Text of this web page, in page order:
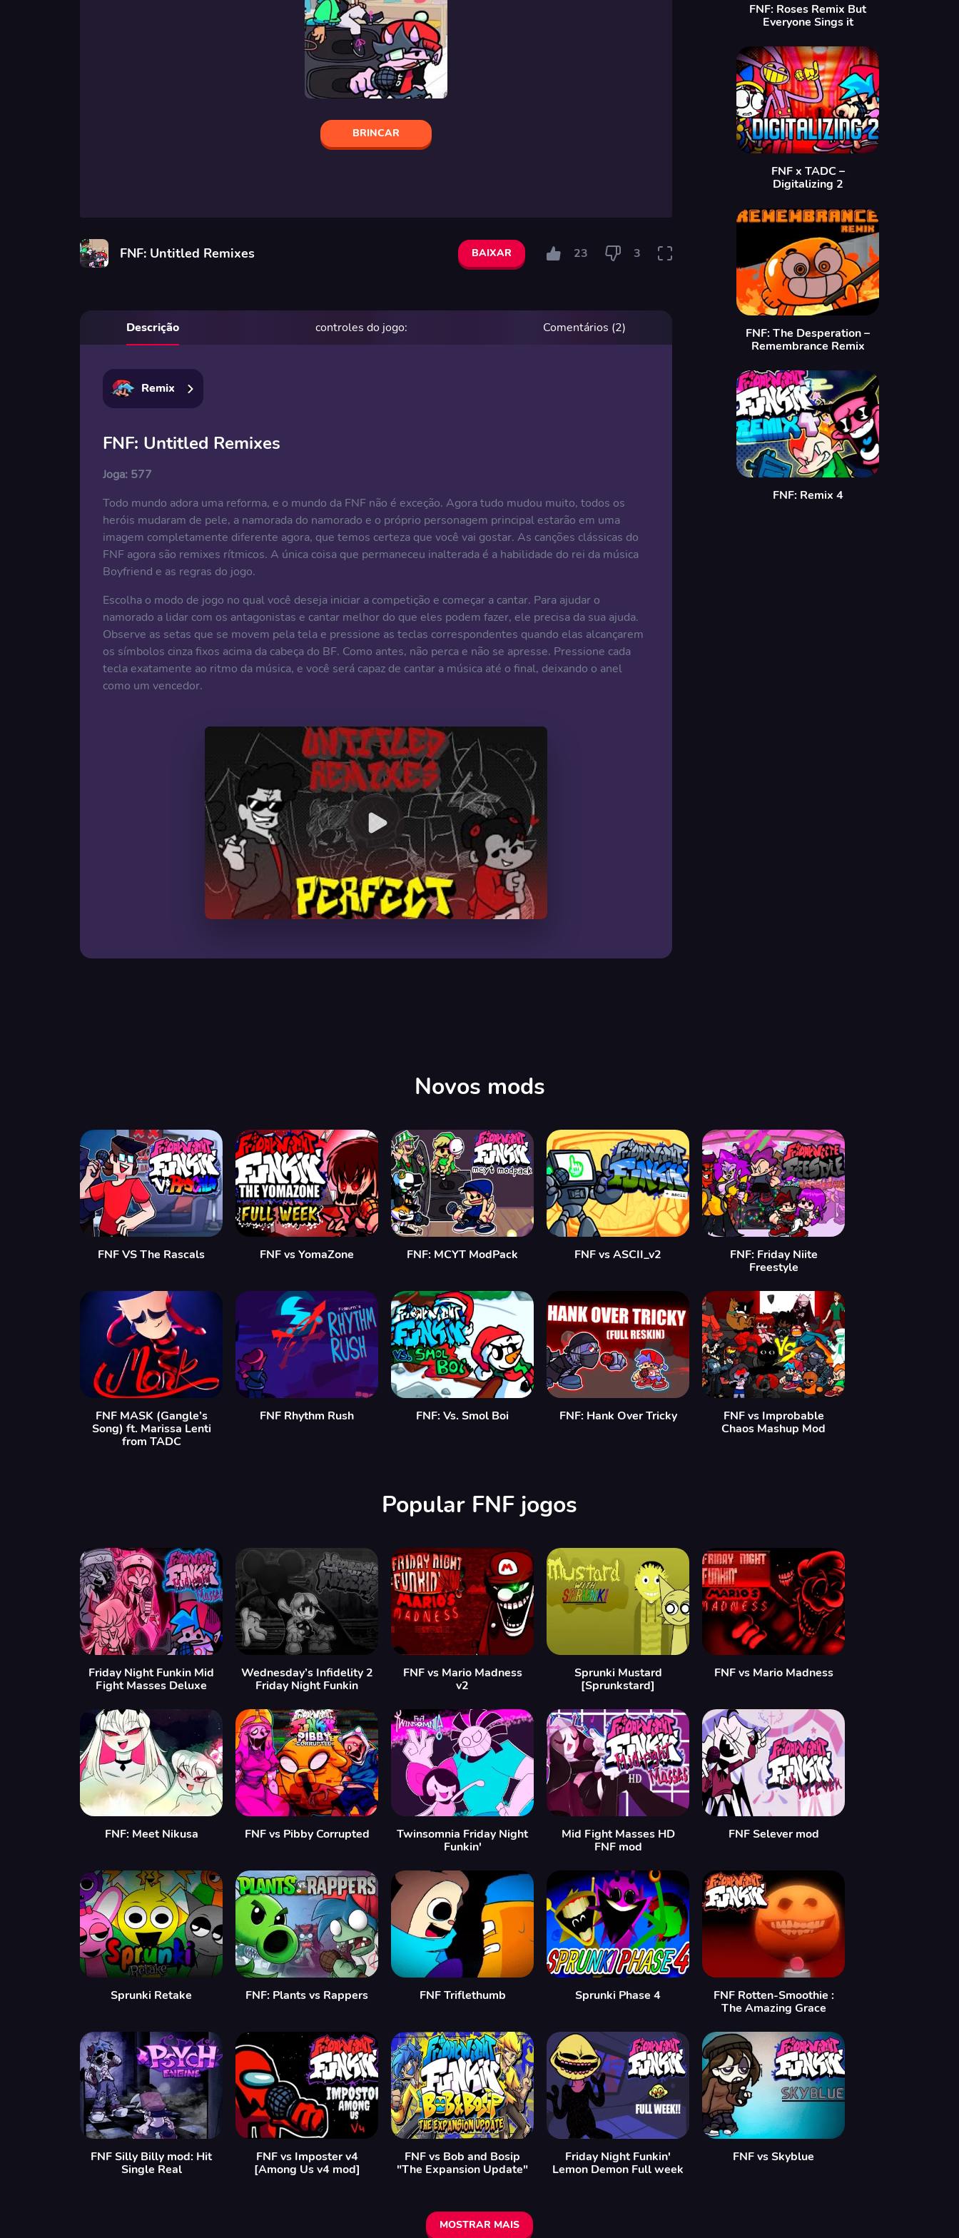
BRINCAR
FNF: Untitled Remixes BAIXAR 23 3
Descrição controles do jogo: Comentários (2)
Remix
FNF: Untitled Remixes
Joga: 577
Todo mundo adora uma reforma, e o mundo da FNF não é exceção. Agora tudo mudou muito, todos os
heróis mudaram de pele, a namorada do namorado e o próprio personagem principal estarão em uma
imagem completamente diferente agora, que temos certeza que você vai gostar. As canções clássicas do
FNF agora são remixes rítmicos. A única coisa que permaneceu inalterada é a habilidade do rei da música
Boyfriend e as regras do jogo.
Escolha o modo de jogo no qual você deseja iniciar a competição e começar a cantar. Para ajudar o
namorado a lidar com os antagonistas e cantar melhor do que eles podem fazer, ele precisa da sua ajuda.
Observe as setas que se movem pela tela e pressione as teclas correspondentes quando elas alcançarem
os símbolos cinza fixos acima da cabeça do BF. Como antes, não perca e não se apresse. Pressione cada
tecla exatamente ao ritmo da música, e você será capaz de cantar a música até o final, deixando o anel
como um vencedor.
FNF: Roses Remix But
Everyone Sings it
FNF x TADC –
Digitalizing 2
FNF: The Desperation –
Remembrance Remix
FNF: Remix 4
Novos mods
FNF VS The Rascals FNF vs YomaZone FNF: MCYT ModPack FNF vs ASCII_v2
FNF: Friday Niite
Freestyle
FNF MASK (Gangle’s
Song) ft. Marissa Lenti
from TADC
FNF Rhythm Rush FNF: Vs. Smol Boi FNF: Hank Over Tricky
FNF vs Improbable
Chaos Mashup Mod
Popular FNF jogos
Friday Night Funkin Mid
Fight Masses Deluxe
Wednesday’s Infidelity 2
Friday Night Funkin
FNF vs Mario Madness
v2
Sprunki Mustard
[Sprunkstard]
FNF vs Mario Madness
FNF: Meet Nikusa FNF vs Pibby Corrupted
Twinsomnia Friday Night
Funkin'
Mid Fight Masses HD
FNF mod
FNF Selever mod
Sprunki Retake FNF: Plants vs Rappers FNF Triflethumb Sprunki Phase 4
FNF Rotten-Smoothie :
The Amazing Grace
FNF Silly Billy mod: Hit
Single Real
FNF vs Imposter v4
[Among Us v4 mod]
FNF vs Bob and Bosip
"The Expansion Update"
Friday Night Funkin'
Lemon Demon Full week
FNF vs Skyblue
MOSTRAR MAIS